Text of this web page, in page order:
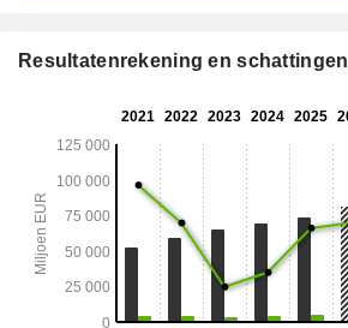
Resultatenrekening en schattingen